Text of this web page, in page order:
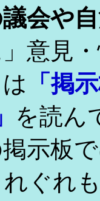
会や
意見
「掲
を読ん
示板で
ぐれ